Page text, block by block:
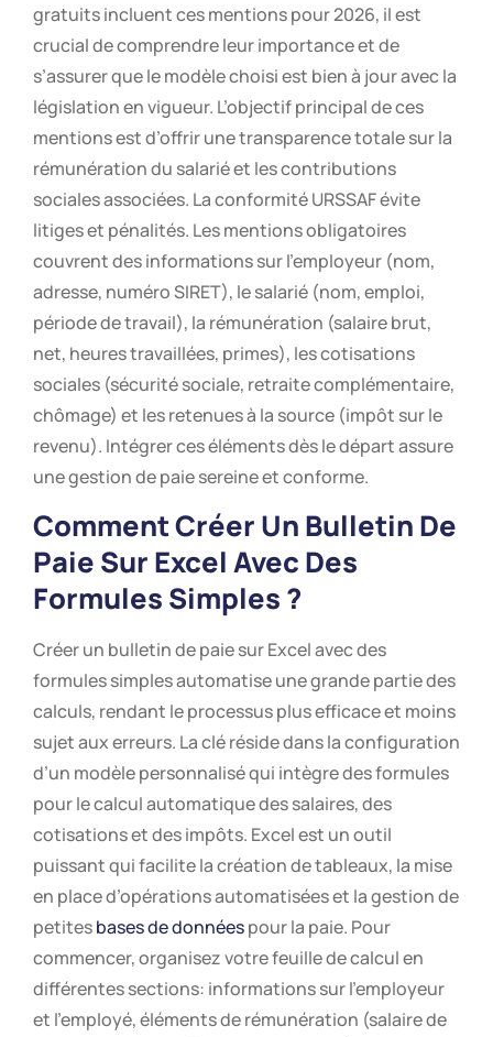
gratuits incluent ces mentions pour 2026, il est
crucial de comprendre leur importance et de
s’assurer que le modèle choisi est bien à jour avec la
législation en vigueur. L’objectif principal de ces
mentions est d’offrir une transparence totale sur la
rémunération du salarié et les contributions
sociales associées. La conformité URSSAF évite
litiges et pénalités. Les mentions obligatoires
couvrent des informations sur l’employeur (nom,
adresse, numéro SIRET), le salarié (nom, emploi,
période de travail), la rémunération (salaire brut,
net, heures travaillées, primes), les cotisations
sociales (sécurité sociale, retraite complémentaire,
chômage) et les retenues à la source (impôt sur le
revenu). Intégrer ces éléments dès le départ assure
une gestion de paie sereine et conforme.
Comment Créer Un Bulletin De
Paie Sur Excel Avec Des
Formules Simples ?
Créer un bulletin de paie sur Excel avec des
formules simples automatise une grande partie des
calculs, rendant le processus plus efficace et moins
sujet aux erreurs. La clé réside dans la configuration
d’un modèle personnalisé qui intègre des formules
pour le calcul automatique des salaires, des
cotisations et des impôts. Excel est un outil
puissant qui facilite la création de tableaux, la mise
en place d’opérations automatisées et la gestion de
petitesbases de donnéespour la paie. Pour
commencer, organisez votre feuille de calcul en
différentes sections: informations sur l’employeur
et l’employé, éléments de rémunération (salaire de